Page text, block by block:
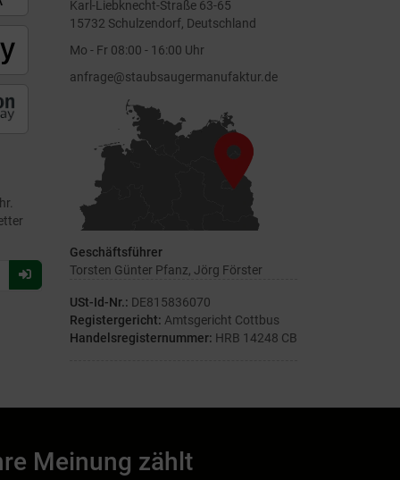
Für
Newsletter
anmelden
Karl-Liebknecht-Straße 63-65
15732 Schulzendorf, Deutschland
Mo - Fr 08:00 - 16:00 Uhr
anfrage@staubsaugermanufaktur.de
Geschäftsführer
Torsten Günter Pfanz, Jörg Förster
USt-Id-Nr.: DE815836070
Registergericht: Amtsgericht Cottbus
Handelsregisternummer: HRB 14248 CB
Meinung zählt